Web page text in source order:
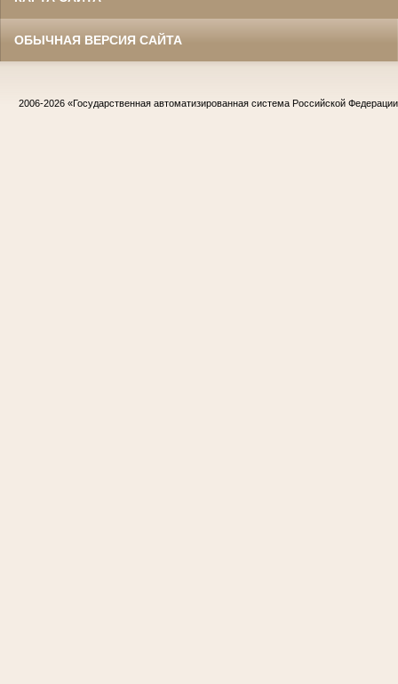
ОБЫЧНАЯ ВЕРСИЯ САЙТА
2006-2026 «Государственная автоматизированная система Российской